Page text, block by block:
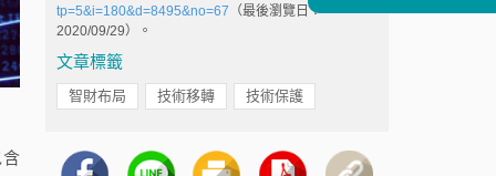
tp=5&i=180&d=8495&no=67 （最後瀏覽日：
2020/09/29）。
文章標籤
智財布局 技術移轉 技術保護